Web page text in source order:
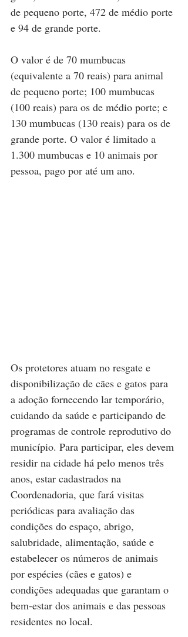
de pequeno porte, 472 de médio porte
e 94 de grande porte.
O valor é de 70 mumbucas
(equivalente a 70 reais) para animal
de pequeno porte; 100 mumbucas
(100 reais) para os de médio porte; e
130 mumbucas (130 reais) para os de
grande porte. O valor é limitado a
1.300 mumbucas e 10 animais por
pessoa, pago por até um ano.
Os protetores atuam no resgate e
disponibilização de cães e gatos para
a adoção fornecendo lar temporário,
cuidando da saúde e participando de
programas de controle reprodutivo do
município. Para participar, eles devem
residir na cidade há pelo menos três
anos, estar cadastrados na
Coordenadoria, que fará visitas
periódicas para avaliação das
condições do espaço, abrigo,
salubridade, alimentação, saúde e
estabelecer os números de animais
por espécies (cães e gatos) e
condições adequadas que garantam o
bem-estar dos animais e das pessoas
residentes no local.